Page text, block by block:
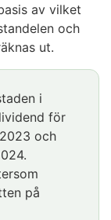
av vilket
och
ut.
i
för
och
på